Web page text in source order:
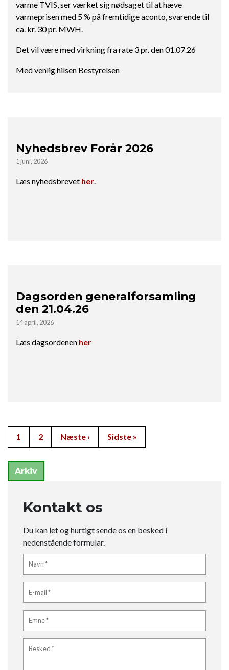
varme TVIS, ser værket sig nødsaget til at hæve
varmeprisen med 5 % på fremtidige aconto, svarende til
ca. kr. 30 pr. MWH.
Det vil være med virkning fra rate 3 pr. den 01.07.26
Med venlig hilsen Bestyrelsen
Nyhedsbrev Forår 2026
1 juni, 2026
Læs nyhedsbrevet her.
Dagsorden generalforsamling
den 21.04.26
14 april, 2026
Læs dagsordenen her
Sideinddeling
Side
1 Side
2 Næste side
Næste › Sidste side
Sidste »
Arkiv
Kontakt os
Du kan let og hurtigt sende os en besked i
nedenstående formular.